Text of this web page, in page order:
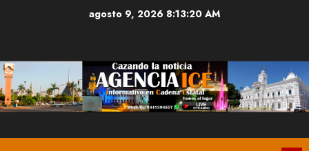
agosto 9, 2026 8:13:20 AM